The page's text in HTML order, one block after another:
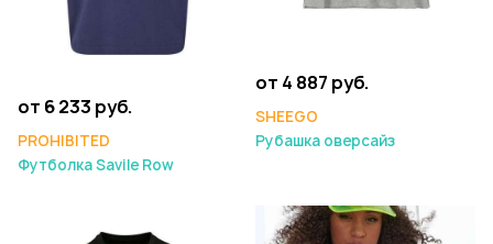
от 6 233 руб.
PROHIBITED
Футболка Savile Row
от 4 887 руб.
SHEEGO
Рубашка оверсайз